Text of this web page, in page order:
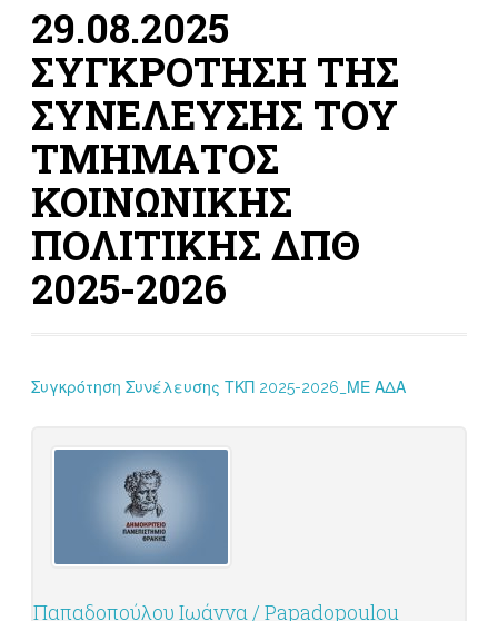
29.08.2025
ΣΥΓΚΡΟΤΗΣΗ ΤΗΣ
ΣΥΝΕΛΕΥΣΗΣ ΤΟΥ
ΤΜΗΜΑΤΟΣ
ΚΟΙΝΩΝΙΚΗΣ
ΠΟΛΙΤΙΚΗΣ ΔΠΘ
2025-2026
Συγκρότηση Συνέλευσης ΤΚΠ 2025-2026_ΜΕ ΑΔΑ
Παπαδοπούλου Ιωάννα / Papadopoulou